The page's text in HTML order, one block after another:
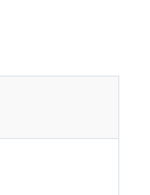
駆使して選考